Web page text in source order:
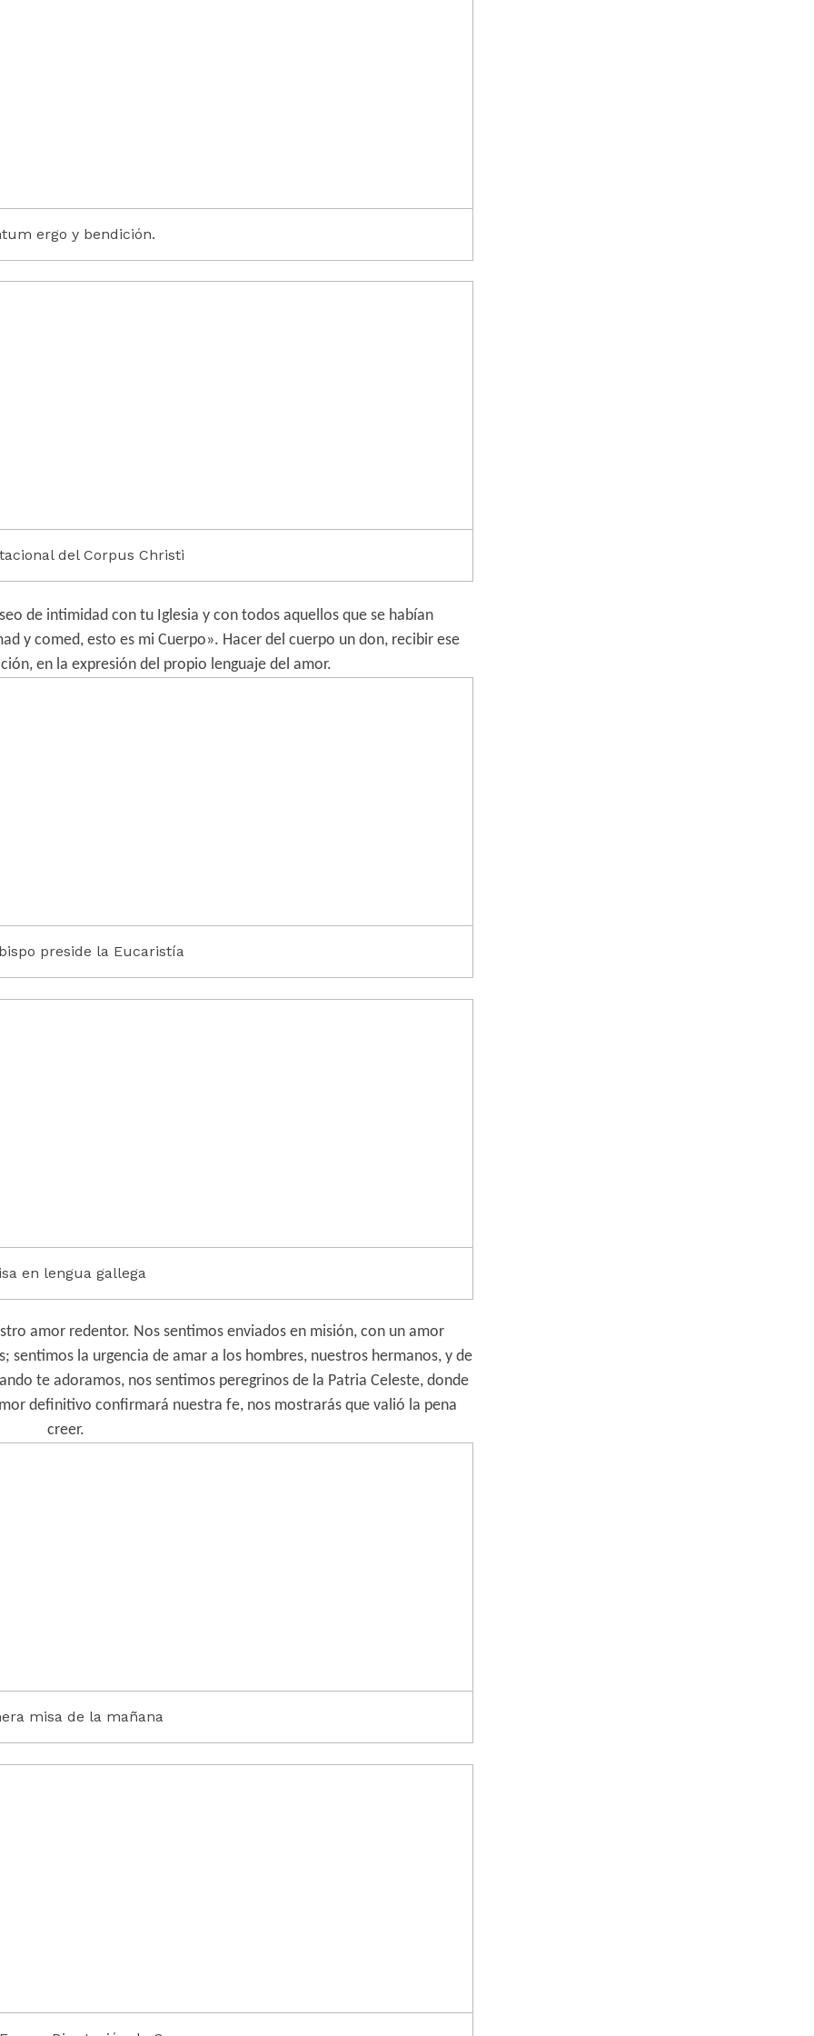
ergo y bendición.
del Corpus Christi
de intimidad con tu Iglesia y con todos aquellos que se habían
y comed, esto es mi Cuerpo». Hacer del cuerpo un don, recibir ese
en la expresión del propio lenguaje del amor.
preside la Eucaristía
en lengua gallega
amor redentor. Nos sentimos enviados en misión, con un amor
la urgencia de amar a los hombres, nuestros hermanos, y de
te adoramos, nos sentimos peregrinos de la Patria Celeste, donde
definitivo confirmará nuestra fe, nos mostrarás que valió la pena
creer.
misa de la mañana